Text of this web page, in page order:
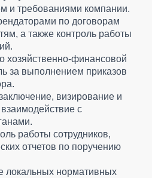
и требованиями компании.
по договорам
а также контроль работы
хозяйственно-финансовой
за выполнением приказов
визирование и
с
работы сотрудников,
отчетов по поручению
локальных нормативных